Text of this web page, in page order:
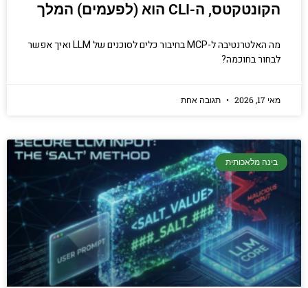
הקונטקטס, ה-CLI הוא (לפעמים) המלך
מה האלטרנטיבה ל-MCP בחיבור כלים לסוכנים של LLM ואיך אפשר
לבחור בחוכמה?
מאי 17, 2026 תגובה אחת
בינה מלאכותית